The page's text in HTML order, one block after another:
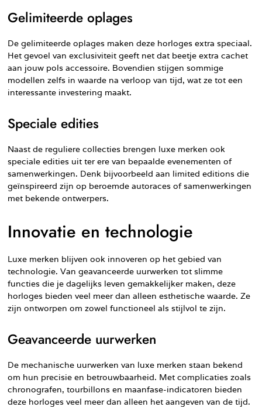
Gelimiteerde oplages
De gelimiteerde oplages maken deze horloges extra speciaal.
Het gevoel van exclusiviteit geeft net dat beetje extra cachet
aan jouw pols accessoire. Bovendien stijgen sommige
modellen zelfs in waarde na verloop van tijd, wat ze tot een
interessante investering maakt.
Speciale edities
Naast de reguliere collecties brengen luxe merken ook
speciale edities uit ter ere van bepaalde evenementen of
samenwerkingen. Denk bijvoorbeeld aan limited editions die
geïnspireerd zijn op beroemde autoraces of samenwerkingen
met bekende ontwerpers.
Innovatie en technologie
Luxe merken blijven ook innoveren op het gebied van
technologie. Van geavanceerde uurwerken tot slimme
functies die je dagelijks leven gemakkelijker maken, deze
horloges bieden veel meer dan alleen esthetische waarde. Ze
zijn ontworpen om zowel functioneel als stijlvol te zijn.
Geavanceerde uurwerken
De mechanische uurwerken van luxe merken staan bekend
om hun precisie en betrouwbaarheid. Met complicaties zoals
chronografen, tourbillons en maanfase-indicatoren bieden
deze horloges veel meer dan alleen het aangeven van de tijd.